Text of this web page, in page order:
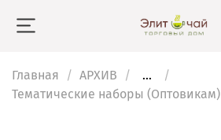
Главная АРХИВ
...
Тематические наборы (Оптовикам)